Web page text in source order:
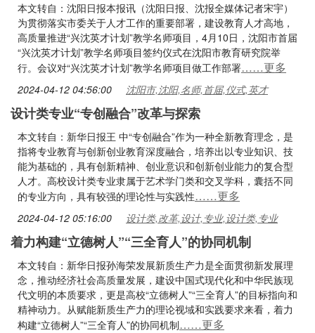
本文转自：沈阳日报本报讯（沈阳日报、沈报全媒体记者宋宇）
为贯彻落实市委关于人才工作的重要部署，建设教育人才高地，
高质量推进“兴沈英才计划”教学名师项目，4月10日，沈阳市首届
“兴沈英才计划”教学名师项目签约仪式在沈阳市教育研究院举
行。会议对“兴沈英才计划”教学名师项目做工作部署……更多
2024-04-12 04:56:00 沈阳市,沈阳,名师,首届,仪式,英才
设计类专业“专创融合”改革与探索
本文转自：新华日报王 中“专创融合”作为一种全新教育理念，是
指将专业教育与创新创业教育深度融合，培养出以专业知识、技
能为基础的，具有创新精神、创业意识和创新创业能力的复合型
人才。高校设计类专业隶属于艺术学门类和交叉学科，囊括不同
的专业方向，具有较强的理论性与实践性……更多
2024-04-12 05:16:00 设计类,改革,设计,专业,设计类,专业
着力构建“立德树人”“三全育人”的协同机制
本文转自：新华日报孙海荣发展新质生产力是全面贯彻新发展理
念，推动经济社会高质量发展，建设中国式现代化和中华民族现
代文明的本质要求，更是高校“立德树人”“三全育人”的目标指向和
精神动力。从赋能新质生产力的理论视域和实践要求来看，着力
构建“立德树人”“三全育人”的协同机制……更多